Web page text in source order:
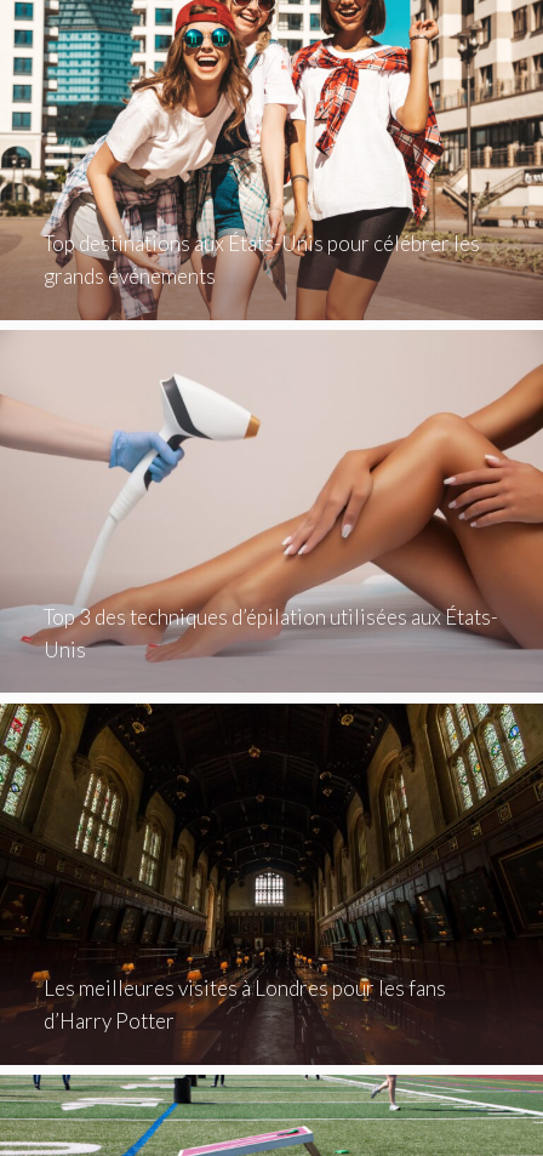
Top destinations aux États-Unis pour célébrer les
grands événements
Top 3 des techniques d’épilation utilisées aux États-
Unis
Les meilleures visites à Londres pour les fans
d’Harry Potter